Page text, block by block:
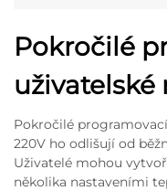
Pokročilé
uživatelské
Pokročilé
220V ho odlišují od
Uživatelé mohou
několika nastaveními